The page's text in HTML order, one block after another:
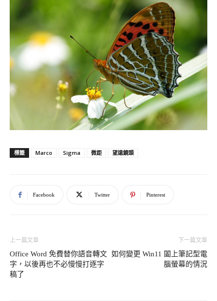
標籤 Marco Sigma 微距 望遠鏡頭
Facebook Twitter Pinterest
上一篇文章
Office Word 免費替你語音轉文
字，以後再也不必慢慢打逐字
稿了
下一篇文章
如何變更 Win11 闔上筆記型電
腦螢幕的情況